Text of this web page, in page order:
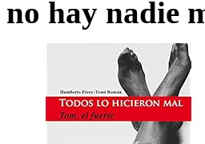
no hay nadie